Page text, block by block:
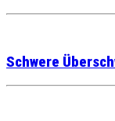
Schwere